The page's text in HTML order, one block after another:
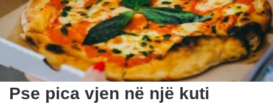
Pse pica vjen në një kuti